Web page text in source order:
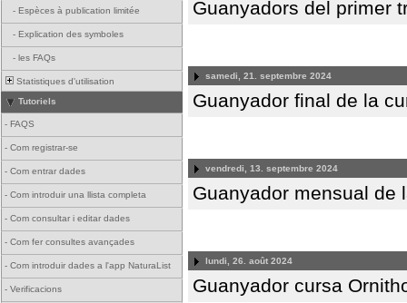
- Espèces à publication limitée
- Explication des symboles
- les FAQs
Statistiques d'utilisation
Tutoriels
- FAQS
- Com registrar-se
- Com entrar dades
- Com introduir una llista completa
- Com consultar i editar dades
- Com fer consultes avançades
- Com introduir dades a l'app NaturaList
- Verificacions
Guanyadors del primer
samedi, 21. septembre 2024
Guanyador final de la
vendredi, 13. septembre 2024
Guanyador mensual de
lundi, 26. août 2024
Guanyador cursa